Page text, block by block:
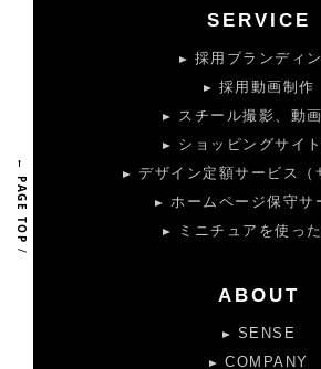
← PAGE TOP
/
SERVICE
採用ブランディ
採用動画制作
スチール撮影、動
ショッピングサイ
デザイン定額サービス（
ホームページ保守サ
ミニチュアを使っ
ABOUT
SENSE
COMPANY